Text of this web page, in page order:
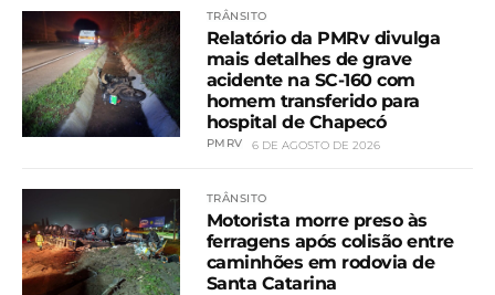
TRÂNSITO
Relatório da PMRv divulga
mais detalhes de grave
acidente na SC-160 com
homem transferido para
hospital de Chapecó
PMRV 6 DE AGOSTO DE 2026
TRÂNSITO
Motorista morre preso às
ferragens após colisão entre
caminhões em rodovia de
Santa Catarina